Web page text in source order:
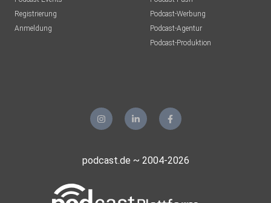
Registrierung
Anmeldung
Podcast-Werbung
Podcast-Agentur
Podcast-Produktion
podcast.de ~ 2004-2026